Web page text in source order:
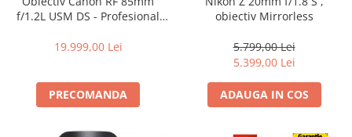
Becuri si lampa blitz studio
Imprimante si Consumabile
f/1.2L USM DS - Profesional
L
19.999,00 Lei
PRECOMANDA
obiectiv Mirrorless
5.799,00 Lei
5.399,00 Lei
ADAUGA IN COS